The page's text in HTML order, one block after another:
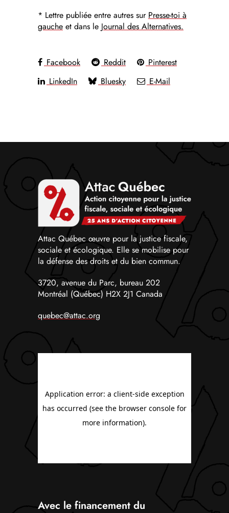
* Lettre publiée entre autres sur Presse-toi à
gauche et dans le Journal des Alternatives.
Facebook Reddit
Pinterest
LinkedIn
Bluesky E-Mail
Attac Québec œuvre pour la justice fiscale,
sociale et écologique. Elle se mobilise pour
la défense des droits et du bien commun.
3720, avenue du Parc, bureau 202
Montréal (Québec) H2X 2J1 Canada
quebec@attac.org
Avec le financement du